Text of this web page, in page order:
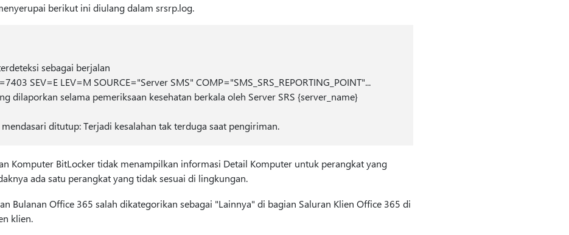
berikut ini diulang dalam srsrp.log.
sebagai berjalan
SEV=E LEV=M SOURCE="Server SMS" COMP="SMS_SRS_REPORTING_POINT"...
dilaporkan selama pemeriksaan kesehatan berkala oleh Server SRS {server_name}
ditutup: Terjadi kesalahan tak terduga saat pengiriman.
Komputer BitLocker tidak menampilkan informasi Detail Komputer untuk perangkat yang
ada satu perangkat yang tidak sesuai di lingkungan.
Bulanan Office 365 salah dikategorikan sebagai "Lainnya" di bagian Saluran Klien Office 365 di
klien.